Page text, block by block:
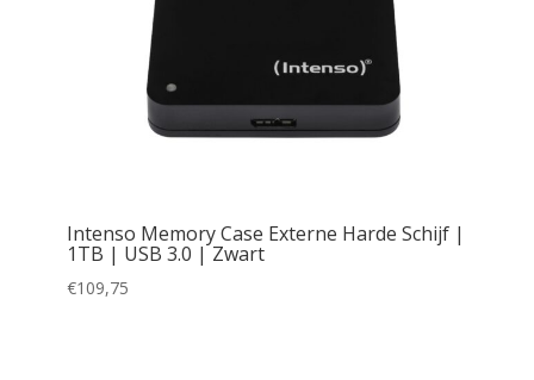
Intenso Memory Case Externe Harde Schijf |
1TB | USB 3.0 | Zwart
€109,75